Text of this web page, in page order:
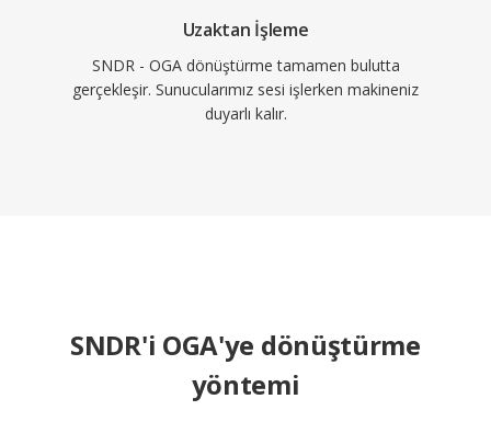
Uzaktan İşleme
SNDR - OGA dönüştürme tamamen bulutta
gerçekleşir. Sunucularımız sesi işlerken makineniz
duyarlı kalır.
SNDR'i OGA'ye dönüştürme
yöntemi